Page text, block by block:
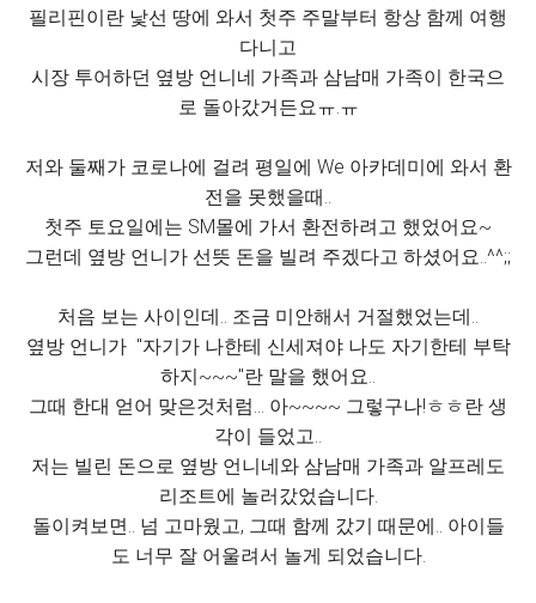
필리핀이란 낯선 땅에 와서 첫주 주말부터 항상 함께 여행
다니고
시장 투어하던 옆방 언니네 가족과 삼남매 가족이 한국으
로 돌아갔거든요ㅠ.ㅠ
저와 둘째가 코로나에 걸려 평일에 We 아카데미에 와서 환
전을 못했을때..
첫주 토요일에는 SM몰에 가서 환전하려고 했었어요~
그런데 옆방 언니가 선뜻 돈을 빌려 주겠다고 하셨어요..^^;;
처음 보는 사이인데.. 조금 미안해서 거절했었는데..
옆방 언니가 "자기가 나한테 신세져야 나도 자기한테 부탁
하지~~~"란 말을 했어요..
그때 한대 얻어 맞은것처럼... 아~~~~ 그렇구나!ㅎㅎ란 생
각이 들었고..
저는 빌린 돈으로 옆방 언니네와 삼남매 가족과 알프레도
리조트에 놀러갔었습니다.
돌이켜보면.. 넘 고마웠고, 그때 함께 갔기 때문에.. 아이들
도 너무 잘 어울려서 놀게 되었습니다.